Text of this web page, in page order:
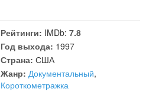
Рейтинги: IMDb: 7.8
Год выхода: 1997
Страна: США
Жанр: Документальный,
Короткометражка